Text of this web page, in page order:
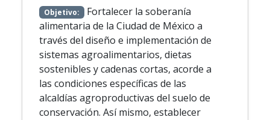
Objetivo: Fortalecer la soberanía
alimentaria de la Ciudad de México a
través del diseño e implementación de
sistemas agroalimentarios, dietas
sostenibles y cadenas cortas, acorde a
las condiciones específicas de las
alcaldías agroproductivas del suelo de
conservación. Así mismo, establecer